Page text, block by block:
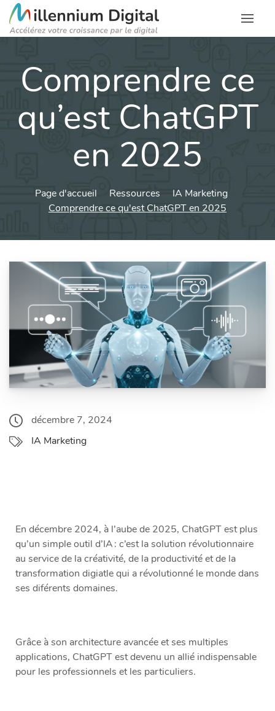
Comprendre ce
qu’est ChatGPT
en 2025
Page d'accueil Ressources
IA Marketing
Comprendre ce qu'est ChatGPT en 2025
décembre 7, 2024
IA Marketing
En décembre 2024, à l’aube de 2025, ChatGPT est plus
qu’un simple outil d’IA : c’est la solution révolutionnaire
au service de la créativité, de la productivité et de la
transformation digiatle qui a révolutionné le monde dans
ses diférents domaines.
Grâce à son architecture avancée et ses multiples
applications, ChatGPT est devenu un allié indispensable
pour les professionnels et les particuliers.